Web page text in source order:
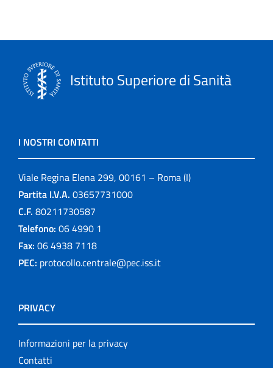
Istituto Superiore di Sanità
I NOSTRI CONTATTI
Viale Regina Elena 299, 00161 – Roma (I)
Partita I.V.A. 03657731000
C.F. 80211730587
Telefono: 06 4990 1
Fax: 06 4938 7118
PEC: protocollo.centrale@pec.iss.it
PRIVACY
Informazioni per la privacy
Contatti